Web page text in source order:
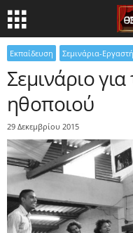
Εκπαίδευση Σεμινάρια-
Σεμινάριο
ηθοποιού
29 Δεκεμβρίου 2015